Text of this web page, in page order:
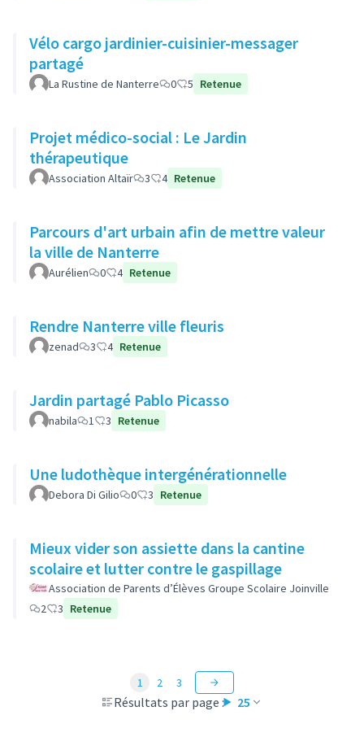
Vélo cargo jardinier-cuisinier-messager
partagé
La Rustine de Nanterre 0 5 Retenue
Projet médico-social : Le Jardin
thérapeutique
Association Altaïr 3 4 Retenue
Parcours d'art urbain afin de mettre valeur
la ville de Nanterre
Aurélien 0 4 Retenue
Rendre Nanterre ville fleuris
zenad 3 4 Retenue
Jardin partagé Pablo Picasso
nabila 1 3 Retenue
Une ludothèque intergénérationnelle
Debora Di Gilio 0 3 Retenue
Mieux vider son assiette dans la cantine
scolaire et lutter contre le gaspillage
Association de Parents d’Élèves Groupe Scolaire Joinville
2
3 Retenue
Résultats par page : 25
1 2 3